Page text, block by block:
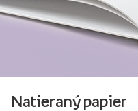
Natieraný papier